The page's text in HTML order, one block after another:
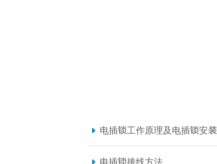
电插锁工作原理及电插锁安装
电插锁接线方法